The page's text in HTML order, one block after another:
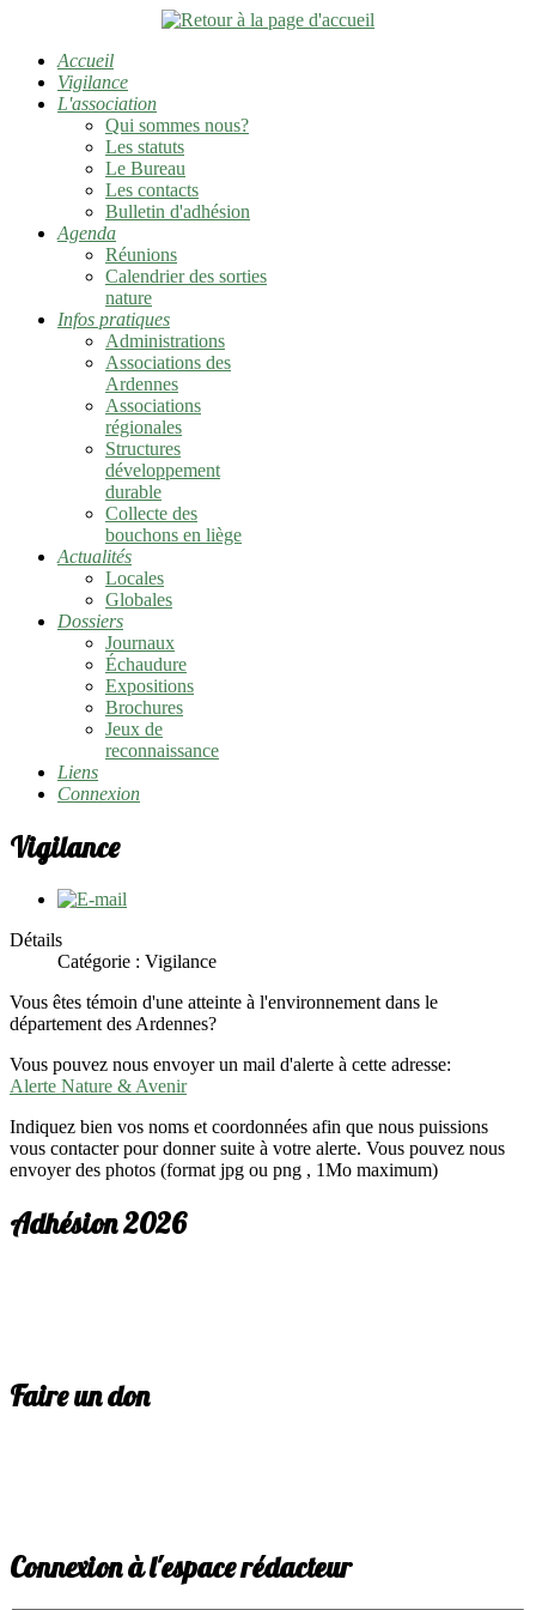
Accueil
Vigilance
L'association
Qui sommes nous?
Les statuts
Le Bureau
Les contacts
Bulletin d'adhésion
Agenda
Réunions
Calendrier des sorties
nature
Infos pratiques
Administrations
Associations des
Ardennes
Associations
régionales
Structures
développement
durable
Collecte des
bouchons en liège
Actualités
Locales
Globales
Dossiers
Journaux
Échaudure
Expositions
Brochures
Jeux de
reconnaissance
Liens
Connexion
Vigilance
Détails
Catégorie : Vigilance
Vous êtes témoin d'une atteinte à l'environnement dans le
département des Ardennes?
Vous pouvez nous envoyer un mail d'alerte à cette adresse:
Alerte Nature & Avenir
Indiquez bien vos noms et coordonnées afin que nous puissions
vous contacter pour donner suite à votre alerte. Vous pouvez nous
envoyer des photos (format jpg ou png , 1Mo maximum)
Adhésion 2026
Faire un don
Connexion à l'espace rédacteur